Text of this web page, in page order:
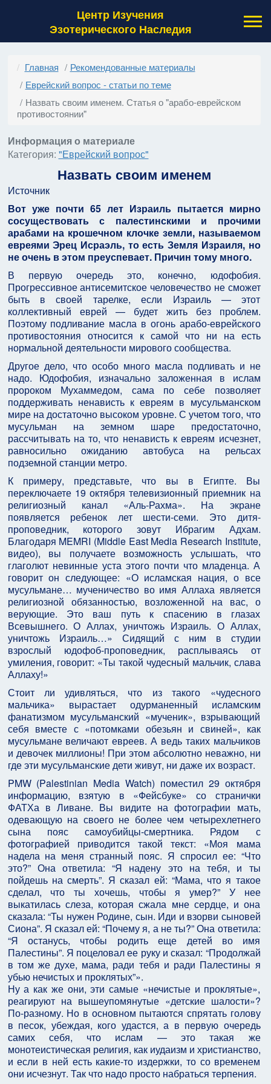
Центр Изучения
Эзотерического Наследия
Главная
Рекомендованные материалы
Еврейский вопрос - статьи по теме
Назвать своим именем. Статья о "арабо-еврейском
противостоянии"
Информация о материале
Категория: "Еврейский вопрос"
Назвать своим именем
Источник
Вот уже почти 65 лет Израиль пытается мирно
сосуществовать с палестинскими и прочими
арабами на крошечном клочке земли, называемом
евреями Эрец Исраэль, то есть Земля Израиля, но
не очень в этом преуспевает. Причин тому много.
В первую очередь это, конечно, юдофобия.
Прогрессивное антисемитское человечество не сможет
быть в своей тарелке, если Израиль — этот
коллективный еврей — будет жить без проблем.
Поэтому подливание масла в огонь арабо-еврейского
противостояния относится к самой что ни на есть
нормальной деятельности мирового сообщества.
Другое дело, что особо много масла подливать и не
надо. Юдофобия, изначально заложенная в ислам
пророком Мухаммедом, сама по себе позволяет
поддерживать ненависть к евреям в мусульманском
мире на достаточно высоком уровне. С учетом того, что
мусульман на земном шаре предостаточно,
рассчитывать на то, что ненависть к евреям исчезнет,
равносильно ожиданию автобуса на рельсах
подземной станции метро.
К примеру, представьте, что вы в Египте. Вы
переключаете 19 октября телевизионный приемник на
религиозный канал «Аль-Рахма». На экране
появляется ребенок лет шести-семи. Это дитя-
проповедник, которого зовут Ибрагим Адхам.
Благодаря MEMRI (Middle East Media Research Institute,
видео), вы получаете возможность услышать, что
глаголют невинные уста этого почти что младенца. А
говорит он следующее: «О исламская нация, о все
мусульмане… мученичество во имя Аллаха является
религиозной обязанностью, возложенной на вас, о
верующие. Это ваш путь к спасению в глазах
Всевышнего. О Аллах, уничтожь Израиль. О Аллах,
уничтожь Израиль…» Сидящий с ним в студии
взрослый юдофоб-проповедник, расплываясь от
умиления, говорит: «Ты такой чудесный мальчик, слава
Аллаху!»
Стоит ли удивляться, что из такого «чудесного
мальчика» вырастает одурманенный исламским
фанатизмом мусульманский «мученик», взрывающий
себя вместе с «потомками обезьян и свиней», как
мусульмане величают евреев. А ведь таких мальчиков
и девочек миллионы! При этом абсолютно неважно, ни
где эти мусульманские дети живут, ни даже их возраст.
PMW (Palestinian Media Watch) поместил 29 октября
информацию, взятую в «Фейсбуке» со странички
ФАТХа в Ливане. Вы видите на фотографии мать,
одевающую на своего не более чем четырехлетнего
сына пояс самоубийцы-смертника. Рядом с
фотографией приводится такой текст: «Моя мама
надела на меня странный пояс. Я спросил ее: “Что
это?” Она ответила: “Я надену это на тебя, и ты
пойдешь на смерть”. Я сказал ей: “Мама, что я такое
сделал, что ты хочешь, чтобы я умер?” У нее
выкатилась слеза, которая сжала мне сердце, и она
сказала: “Ты нужен Родине, сын. Иди и взорви сыновей
Сиона”. Я сказал ей: “Почему я, а не ты?” Она ответила:
“Я останусь, чтобы родить еще детей во имя
Палестины”. Я поцеловал ее руку и сказал: “Продолжай
в том же духе, мама, ради тебя и ради Палестины я
убью нечистых и проклятых”».
Ну а как же они, эти самые «нечистые и проклятые»,
реагируют на вышеупомянутые «детские шалости»?
По-разному. Но в основном пытаются спрятать голову
в песок, убеждая, кого удастся, а в первую очередь
самих себя, что ислам — это такая же
монотеистическая религия, как иудаизм и христианство,
и если в ней есть какие-то издержки, то со временем
они исчезнут. Так что надо просто набраться терпения.